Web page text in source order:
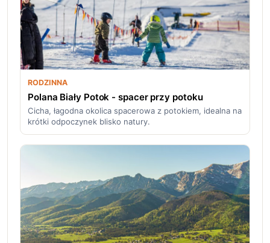
RODZINNA
Polana Biały Potok - spacer przy potoku
Cicha, łagodna okolica spacerowa z potokiem, idealna na
krótki odpoczynek blisko natury.